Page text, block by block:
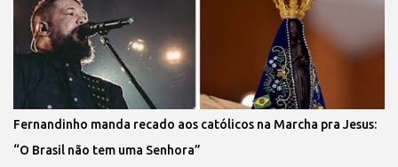
Fernandinho manda recado aos católicos na Marcha pra Jesus:
“O Brasil não tem uma Senhora”